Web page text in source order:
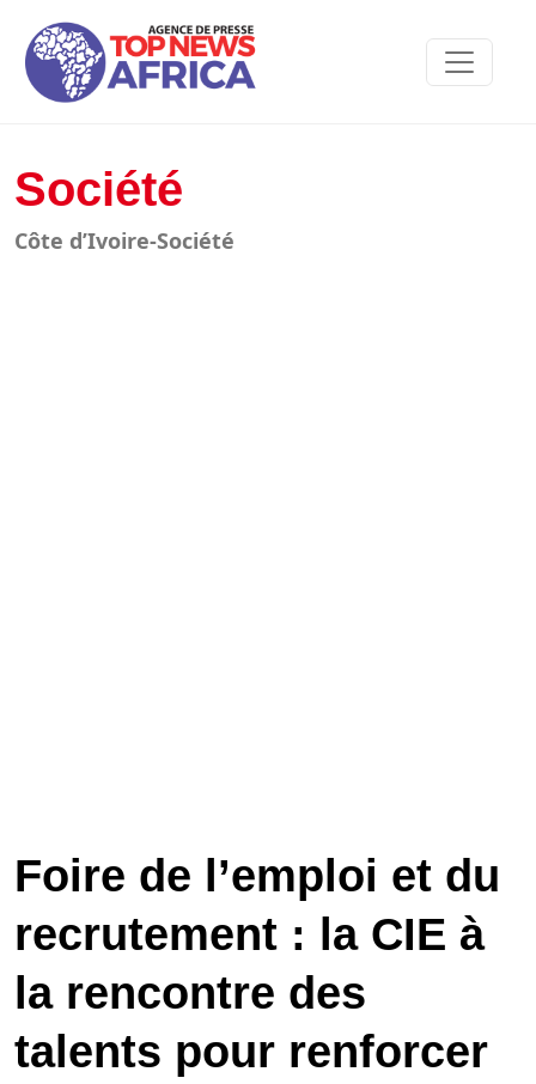
Société
Côte d’Ivoire-Société
Foire de l’emploi et du
recrutement : la CIE à
la rencontre des
talents pour renforcer